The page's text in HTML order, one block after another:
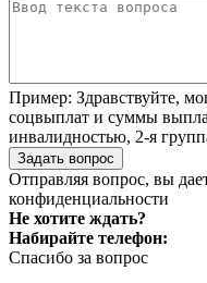
Пример: Здравствуйте,
соцвыплат и суммы
инвалидностью, 2-я
Задать вопрос
Отправляя вопрос, вы
конфиденциальности
Не хотите ждать?
Набирайте телефон:
Спасибо за вопрос